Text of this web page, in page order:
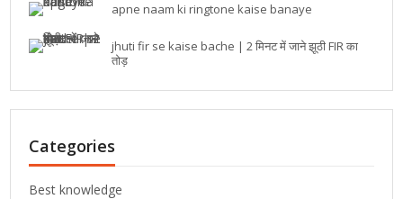
apne naam ki ringtone kaise banaye
jhuti fir se kaise bache | 2 मिनट में जाने झूठी FIR का
तोड़
Categories
Best knowledge